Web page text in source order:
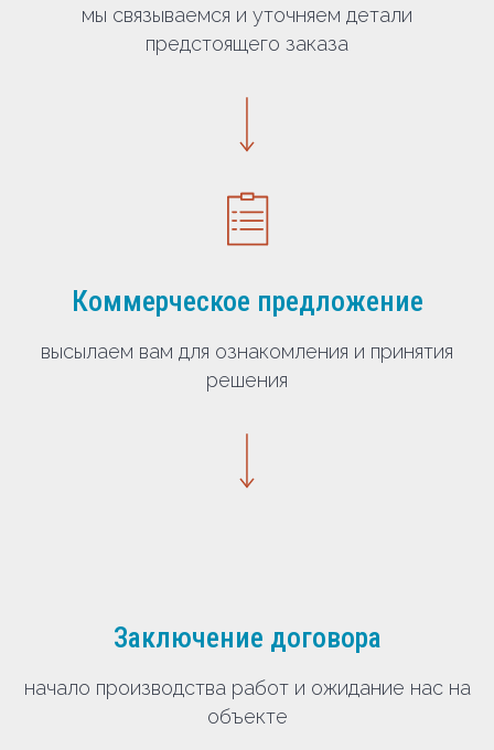
мы связываемся и уточняем детали
предстоящего заказа
Коммерческое предложение
высылаем вам для ознакомления и принятия
решения
Заключение договора
начало производства работ и ожидание нас на
объекте